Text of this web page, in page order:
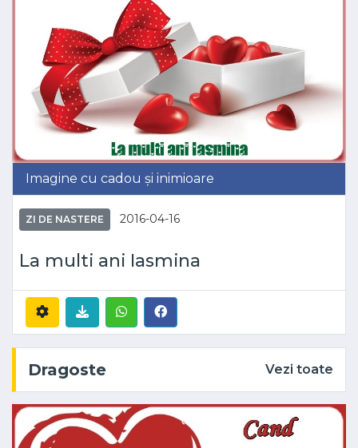
Imagine cu cadou și inimioare
ZI DE NASTERE 2016-04-16
La multi ani Iasmina
Dragoste Vezi toate